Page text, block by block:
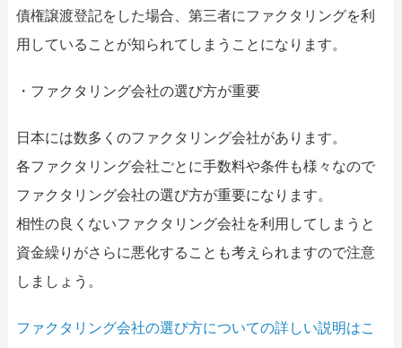
債権譲渡登記をした場合、第三者にファクタリングを利
用していることが知られてしまうことになります。
・ファクタリング会社の選び方が重要
日本には数多くのファクタリング会社があります。
各ファクタリング会社ごとに手数料や条件も様々なので
ファクタリング会社の選び方が重要になります。
相性の良くないファクタリング会社を利用してしまうと
資金繰りがさらに悪化することも考えられますので注意
しましょう。
ファクタリング会社の選び方についての詳しい説明はこ